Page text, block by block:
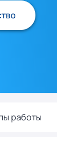
работы